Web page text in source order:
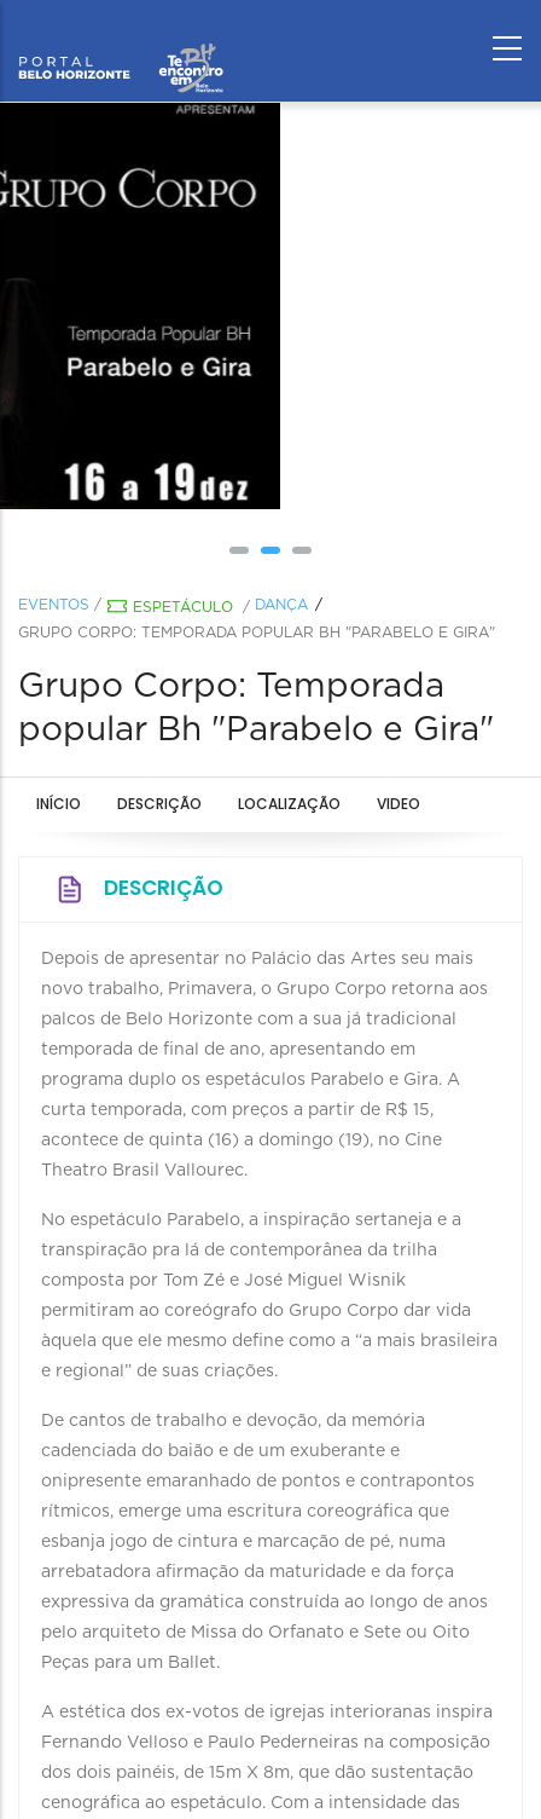
EVENTOS / ESPETÁCULO / DANÇA
GRUPO CORPO: TEMPORADA POPULAR BH "PARABELO E GIRA"
Grupo Corpo: Temporada
popular Bh "Parabelo e Gira"
INÍCIO DESCRIÇÃO LOCALIZAÇÃO VIDEO
DESCRIÇÃO
Depois de apresentar no Palácio das Artes seu mais
novo trabalho, Primavera, o Grupo Corpo retorna aos
palcos de Belo Horizonte com a sua já tradicional
temporada de final de ano, apresentando em
programa duplo os espetáculos Parabelo e Gira. A
curta temporada, com preços a partir de R$ 15,
acontece de quinta (16) a domingo (19), no Cine
Theatro Brasil Vallourec.
No espetáculo Parabelo, a inspiração sertaneja e a
transpiração pra lá de contemporânea da trilha
composta por Tom Zé e José Miguel Wisnik
permitiram ao coreógrafo do Grupo Corpo dar vida
àquela que ele mesmo define como a “a mais brasileira
e regional” de suas criações.
De cantos de trabalho e devoção, da memória
cadenciada do baião e de um exuberante e
onipresente emaranhado de pontos e contrapontos
rítmicos, emerge uma escritura coreográfica que
esbanja jogo de cintura e marcação de pé, numa
arrebatadora afirmação da maturidade e da força
expressiva da gramática construída ao longo de anos
pelo arquiteto de Missa do Orfanato e Sete ou Oito
Peças para um Ballet.
A estética dos ex-votos de igrejas interioranas inspira
Fernando Velloso e Paulo Pederneiras na composição
dos dois painéis, de 15m X 8m, que dão sustentação
cenográfica ao espetáculo. Com a intensidade das